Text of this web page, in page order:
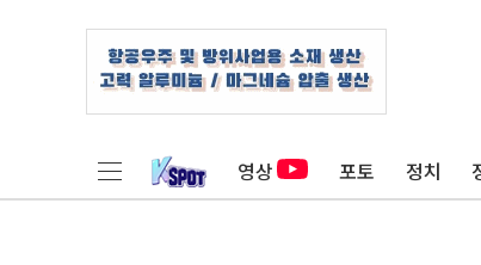
영상 포토 정치